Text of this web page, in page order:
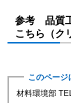
参考 品質
こちら（ク
このペー
材料環境部